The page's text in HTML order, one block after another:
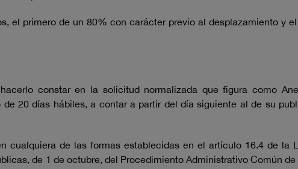
primero de un 80% con carácter previo al desplazamiento y
constar en la solicitud normalizada que figura como
20 días hábiles, a contar a partir del día siguiente al de su
cualquiera de las formas establecidas en el artículo 16.4 de la
de 1 de octubre, del Procedimiento Administrativo Común